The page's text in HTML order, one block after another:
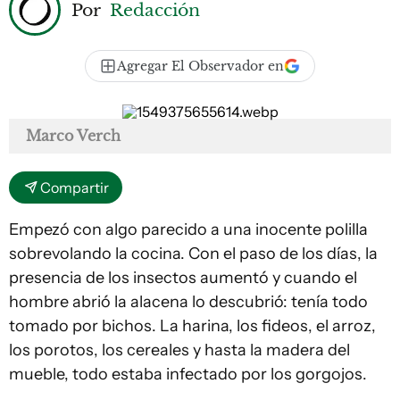
Por Redacción
Agregar El Observador en
Marco Verch
Compartir
Empezó con algo parecido a una inocente polilla
sobrevolando la cocina. Con el paso de los días, la
presencia de los insectos aumentó y cuando el
hombre abrió la alacena lo descubrió: tenía todo
tomado por bichos. La harina, los fideos, el arroz,
los porotos, los cereales y hasta la madera del
mueble, todo estaba infectado por los gorgojos.